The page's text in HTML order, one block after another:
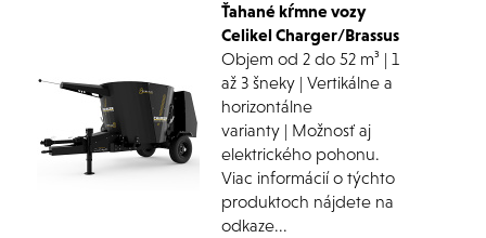
Ťahané kŕmne vozy
Celikel Charger/Brassus
Objem od 2 do 52 m³ | 1
až 3 šneky | Vertikálne a
horizontálne
varianty | Možnosť aj
elektrického pohonu.
Viac informácií o týchto
produktoch nájdete na
odkaze...